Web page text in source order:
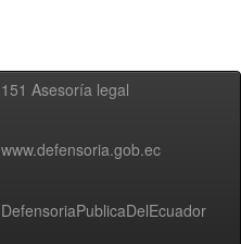
151 Asesoría legal
www.defensoria.gob.ec
DefensoriaPublicaDelEcuador